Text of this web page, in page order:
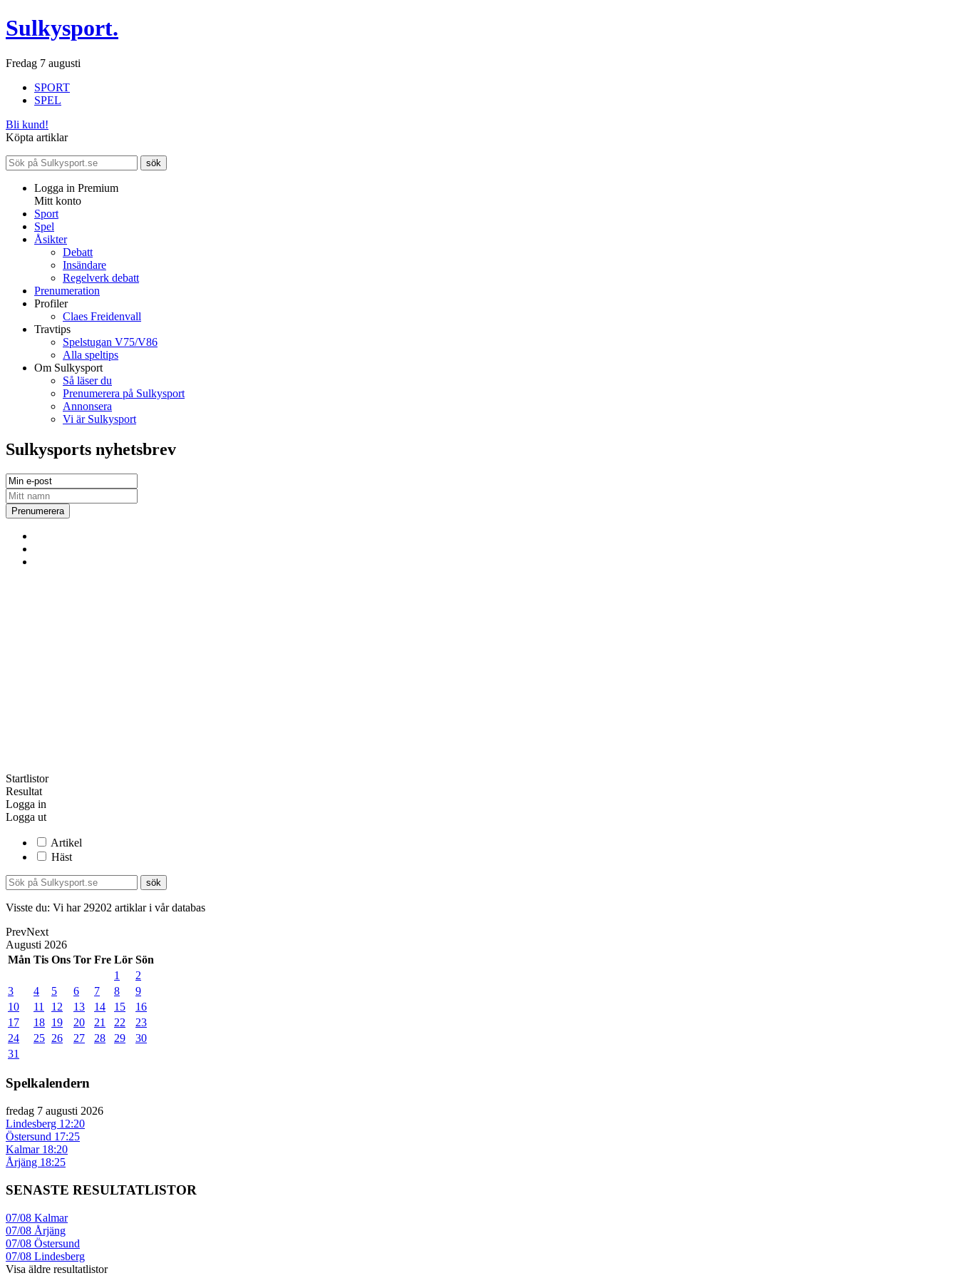
Sulkysport.
Fredag 7 augusti
SPORT
SPEL
Bli kund!
Köpta artiklar
Logga in Premium
Mitt konto
Sport
Spel
Åsikter
Debatt
Insändare
Regelverk debatt
Prenumeration
Profiler
Claes Freidenvall
Travtips
Spelstugan V75/V86
Alla speltips
Om Sulkysport
Så läser du
Prenumerera på Sulkysport
Annonsera
Vi är Sulkysport
Sulkysports nyhetsbrev
Startlistor
Resultat
Logga in
Logga ut
Artikel
Häst
Visste du: Vi har 29202 artiklar i vår databas
PrevNext
Augusti 2026
Mån Tis Ons Tor Fre Lör Sön
1
2
3
4 5 6 7 8
9
10
11 12 13 14 15
16
17
18 19 20 21 22
23
24
25 26 27 28 29
30
31
Spelkalendern
fredag 7 augusti 2026
Lindesberg 12:20
Östersund 17:25
Kalmar 18:20
Årjäng 18:25
SENASTE RESULTATLISTOR
07/08 Kalmar
07/08 Årjäng
07/08 Östersund
07/08 Lindesberg
Visa äldre resultatlistor